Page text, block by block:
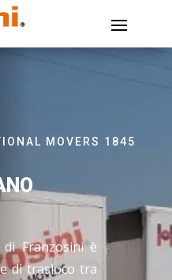
MOVERS 1845
Franzosini è
di trasloco tra